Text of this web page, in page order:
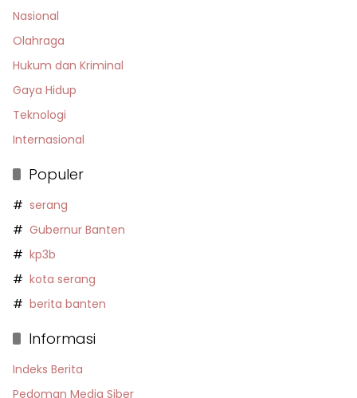
Nasional
Olahraga
Hukum dan Kriminal
Gaya Hidup
Teknologi
Internasional
Populer
serang
Gubernur Banten
kp3b
kota serang
berita banten
Informasi
Indeks Berita
Pedoman Media Siber